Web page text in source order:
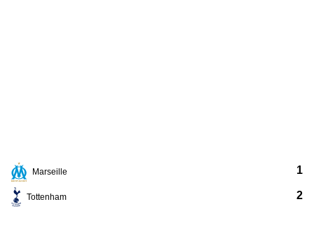
Marseille
Tottenham
1
2